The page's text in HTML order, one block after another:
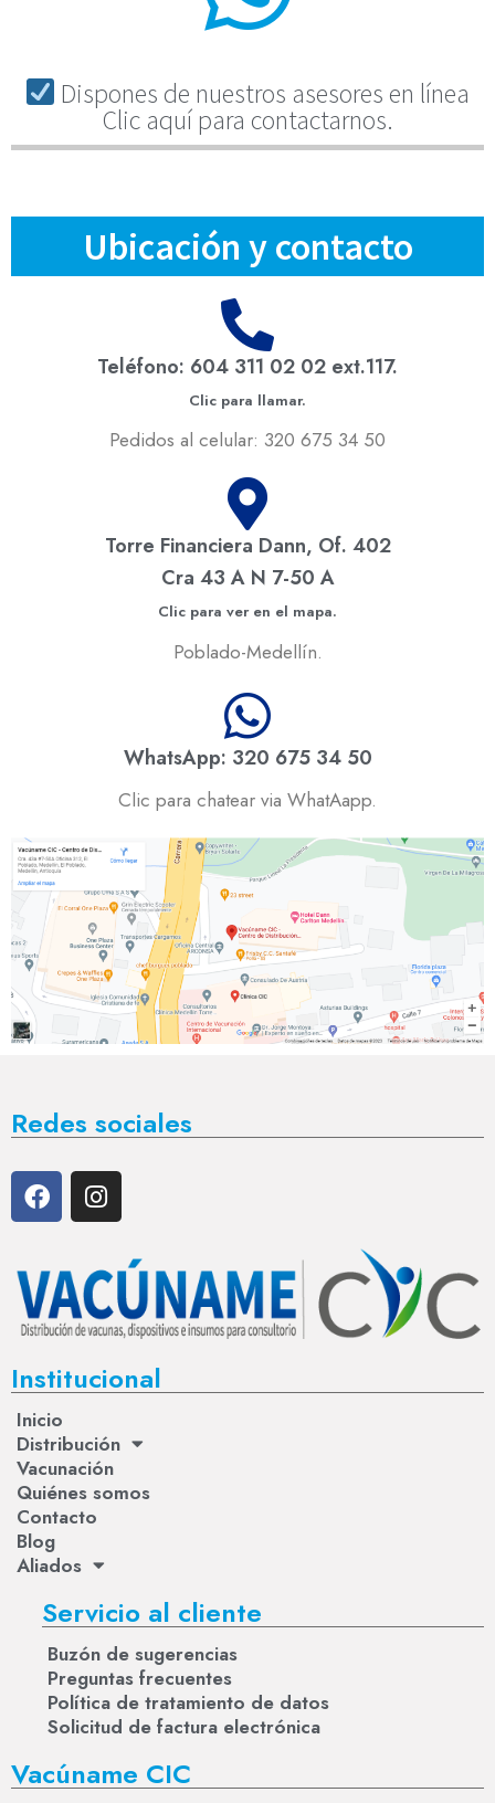
Dispones de nuestros asesores en línea
Clic aquí para contactarnos.
Ubicación y contacto
Teléfono: 604 311 02 02 ext.117.
Clic para llamar.
Pedidos al celular: 320 675 34 50
Torre Financiera Dann, Of. 402
Cra 43 A N 7-50 A
Clic para ver en el mapa.
Poblado-Medellín.
WhatsApp: 320 675 34 50
Clic para chatear via WhatAapp.
Redes sociales
Institucional
Inicio
Distribución
Vacunación
Quiénes somos
Contacto
Blog
Aliados
Servicio al cliente
Buzón de sugerencias
Preguntas frecuentes
Política de tratamiento de datos
Solicitud de factura electrónica
Vacúname CIC